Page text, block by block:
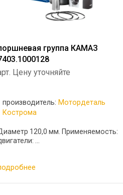
группа КАМАЗ
Цену уточняйте
производитель: Мотордеталь
Кострома
120,0 мм. Применяемость:
...